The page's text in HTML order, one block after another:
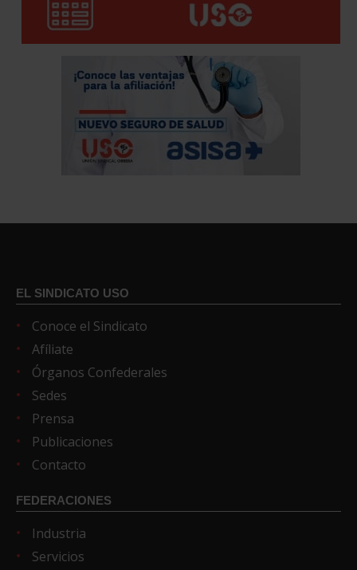
EL SINDICATO USO
Conoce el Sindicato
Afíliate
Órganos Confederales
Sedes
Prensa
Publicaciones
Contacto
FEDERACIONES
Industria
Servicios